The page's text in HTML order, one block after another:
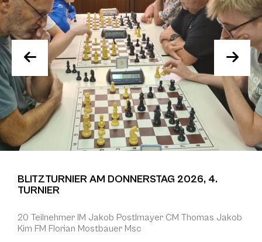
BLITZTURNIER AM DONNERSTAG 2026, 4.
TURNIER
20 Teilnehmer IM Jakob Postlmayer CM Thomas Jakob
Kim FM Florian Mostbauer Msc